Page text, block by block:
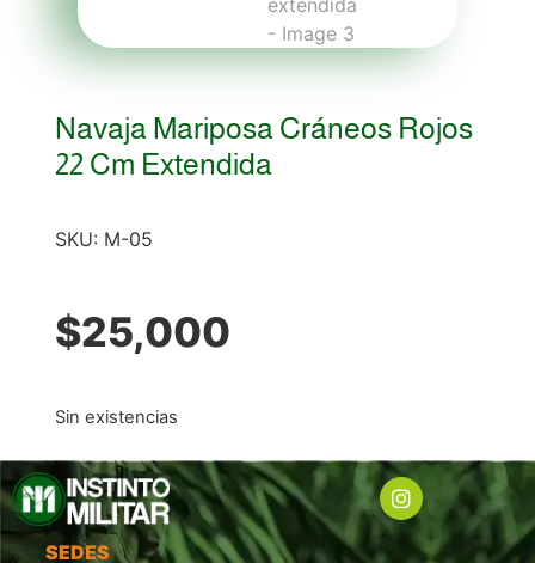
Navaja Mariposa Cráneos Rojos
22 Cm Extendida
SKU: M-05
$25,000
Sin existencias
SEDES